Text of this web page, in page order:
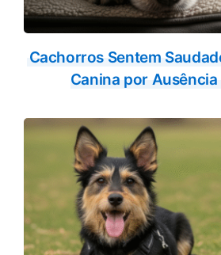
Cachorros Sentem
Canina por